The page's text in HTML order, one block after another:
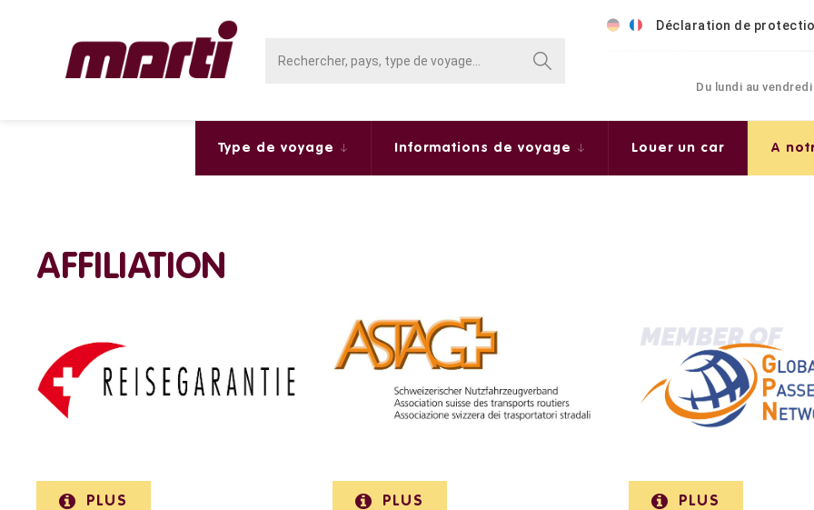
Déclaration de
Du lundi au
Type de voyage Informations de voyage Louer un car A
AFFILIATION
PLUS PLUS PLUS